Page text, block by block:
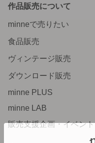
作品販売について
minneで売りたい
食品販売
ヴィンテージ販売
ダウンロード販売
minne PLUS
minne LAB
販売支援企画・イベント